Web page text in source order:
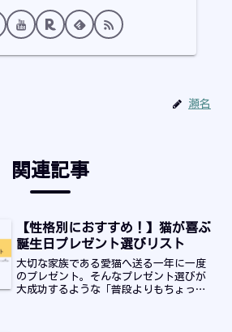
瀬名
関連記事
【性格別におすすめ！】猫が喜ぶ
誕生日プレゼント選びリスト
大切な家族である愛猫へ送る一年に一度
のプレゼント。そんなプレゼント選びが
大成功するような「普段よりもちょっと